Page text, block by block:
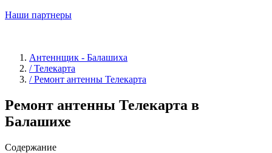
Наши партнеры
Антеннщик - Балашиха
/ Телекарта
/ Ремонт антенны Телекарта
Ремонт антенны Телекарта в
Балашихе
Содержание